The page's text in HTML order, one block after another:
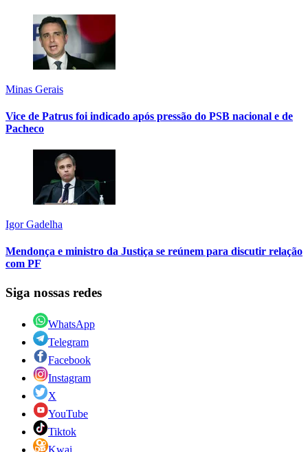
Minas Gerais
Vice de Patrus foi indicado após pressão do PSB nacional e de
Pacheco
Igor Gadelha
Mendonça e ministro da Justiça se reúnem para discutir relação
com PF
Siga nossas redes
WhatsApp
Telegram
Facebook
Instagram
X
YouTube
Tiktok